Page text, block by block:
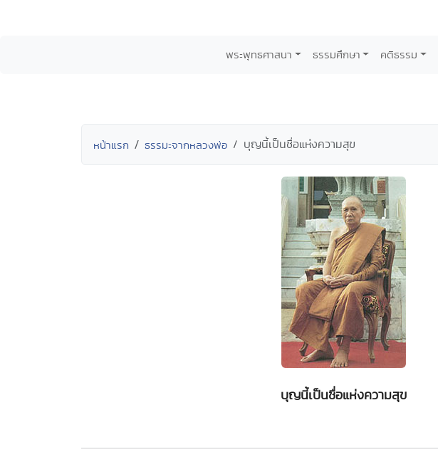
พระพุทธศาสนา ธรรมศึกษา คติธรรม
หน้าแรก ธรรมะจากหลวงพ่อ บุญนี้เป็นชื่อแห่งความสุข
บุญนี้เป็นชื่อแห่งความสุข